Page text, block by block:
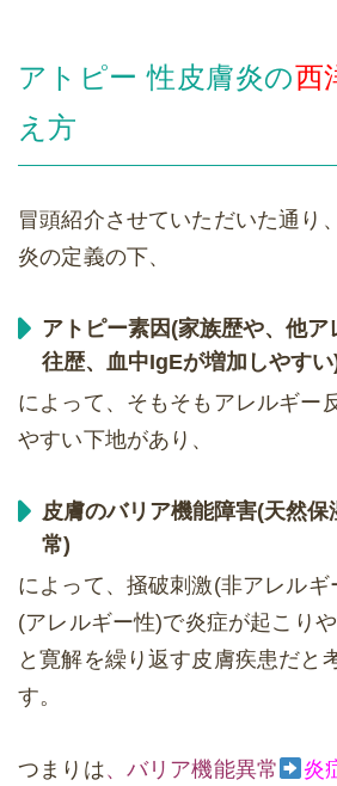
アトピー 性皮膚炎の西
え方
冒頭紹介させていただいた通り
炎の定義の下、
アトピー素因(家族歴や、他ア
往歴、血中IgEが増加しやすい
によって、そもそもアレルギー
やすい下地があり、
皮膚のバリア機能障害(天然保
常)
によって、掻破刺激(非アレル
(アレルギー性)で炎症が起こり
と寛解を繰り返す皮膚疾患だと
す。
つまりは、バリア機能異常 炎